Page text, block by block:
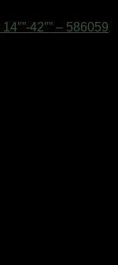
42″” – 586059